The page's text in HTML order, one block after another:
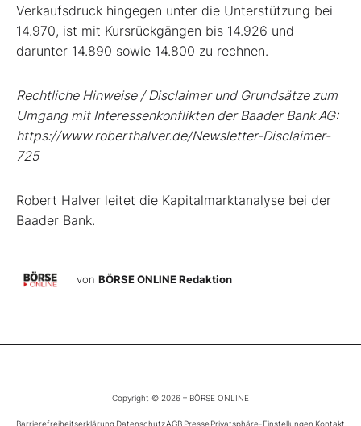
Verkaufsdruck hingegen unter die Unterstützung bei
14.970, ist mit Kursrückgängen bis 14.926 und
darunter 14.890 sowie 14.800 zu rechnen.
Rechtliche Hinweise / Disclaimer und Grundsätze zum
Umgang mit Interessenkonflikten der Baader Bank AG:
https://www.roberthalver.de/Newsletter-Disclaimer-
725
Robert Halver leitet die Kapitalmarktanalyse bei der
Baader Bank.
von BÖRSE ONLINE Redaktion
Copyright © 2026 – BÖRSE ONLINE
Barrierefreiheitserklärung DatenschutzAGB PressePrivatsphäre-Einstellungen Kontakt